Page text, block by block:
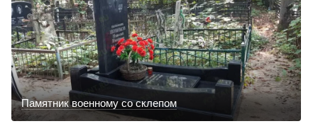
Памятник военному со склепом